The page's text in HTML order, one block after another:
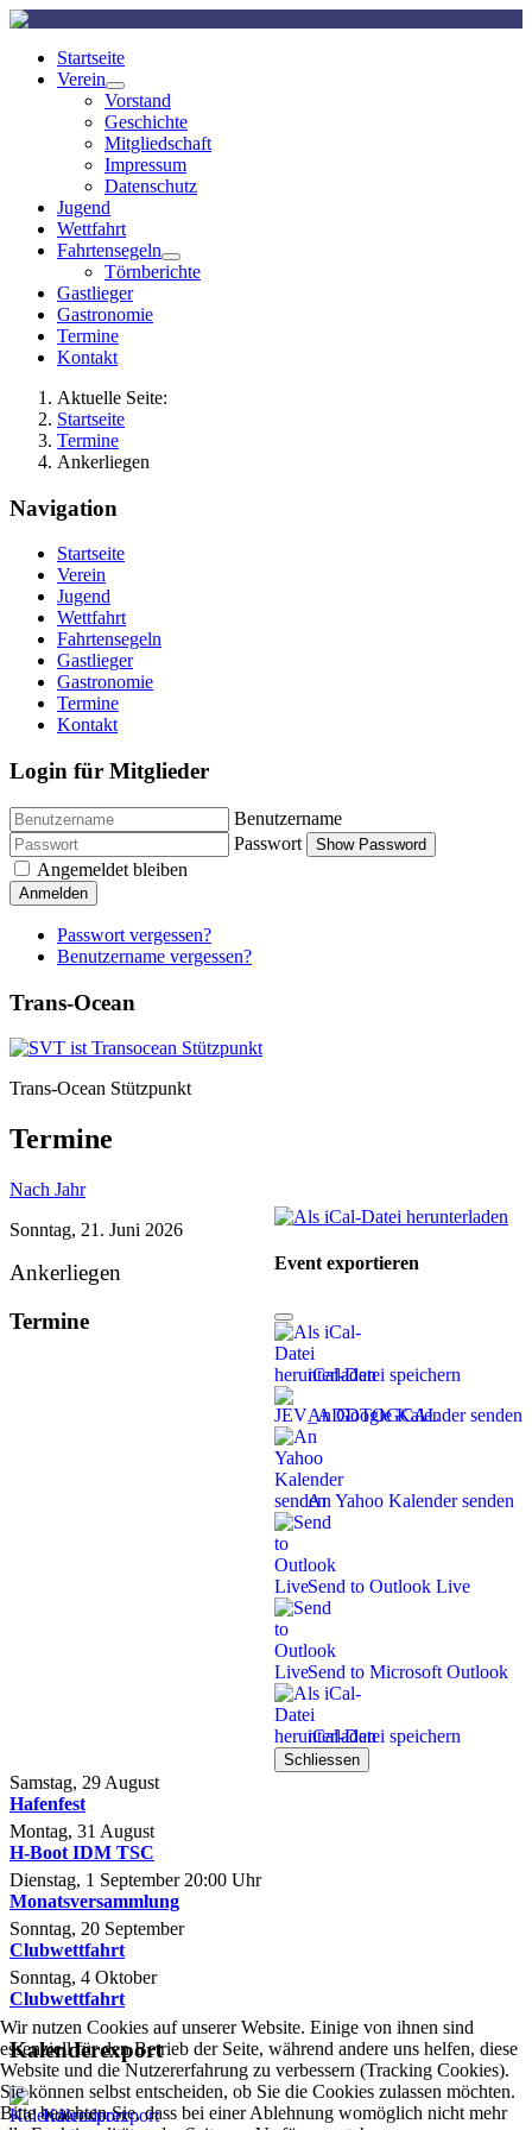
Startseite
Verein
Vorstand
Geschichte
Mitgliedschaft
Impressum
Datenschutz
Jugend
Wettfahrt
Fahrtensegeln
Törnberichte
Gastlieger
Gastronomie
Termine
Kontakt
Aktuelle Seite:
Startseite
Termine
Ankerliegen
Navigation
Startseite
Verein
Jugend
Wettfahrt
Fahrtensegeln
Gastlieger
Gastronomie
Termine
Kontakt
Login für Mitglieder
Benutzername
Passwort
Show Password
Angemeldet bleiben
Anmelden
Passwort vergessen?
Benutzername vergessen?
Trans-Ocean
Trans-Ocean Stützpunkt
Termine
Nach Jahr
Event exportieren
iCal-Datei speichern
An Google Kalender senden
An Yahoo Kalender senden
Send to Outlook Live
Send to Microsoft Outlook
iCal-Datei speichern
Schliessen
Sonntag, 21. Juni 2026
Ankerliegen
Termine
Samstag, 29 August
Hafenfest
Montag, 31 August
H-Boot IDM TSC
Dienstag, 1 September 20:00 Uhr
Monatsversammlung
Sonntag, 20 September
Clubwettfahrt
Sonntag, 4 Oktober
Clubwettfahrt
Kalenderexport
Kalenderexport
Wir nutzen Cookies auf unserer Website. Einige von ihnen sind
essenziell für den Betrieb der Seite, während andere uns helfen, diese
Website und die Nutzererfahrung zu verbessern (Tracking Cookies).
Sie können selbst entscheiden, ob Sie die Cookies zulassen möchten.
Bitte beachten Sie, dass bei einer Ablehnung womöglich nicht mehr